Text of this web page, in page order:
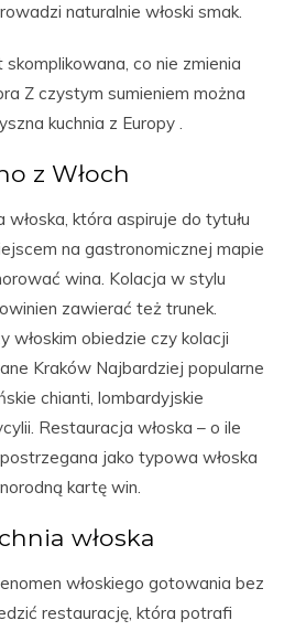
naturalnie włoski smak.
skomplikowana, co nie zmienia
Z czystym sumieniem można
kuchnia z Europy .
z Włoch
włoska, która aspiruje do tytułu
na gastronomicznej mapie
wina. Kolacja w stylu
zawierać też trunek.
włoskim obiedzie czy kolacji
Kraków Najbardziej popularne
chianti, lombardyjskie
Restauracja włoska – o ile
jako typowa włoska
kartę win.
włoska
włoskiego gotowania bez
restaurację, która potrafi